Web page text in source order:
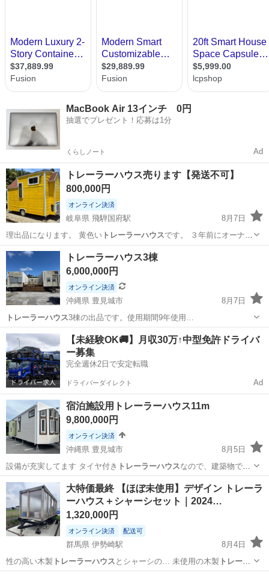
MacBook Air 13インチ 0円
抽選でプレゼント！応募は1分
くらしノート Ad
トレーラーハウス売ります【発送不可】
800,000円
オンライン決済
岐阜県 飛騨国府駅
8月7日
理出品になります。 黄色いトレーラーハウスです。 ３年前にオーナー
様が業…
岐阜 高山市 その他
トレーラーハウス3棟
6,000,000円
オンライン決済
沖縄県 豊見城市
8月7日
トレーラーハウス3棟の出品です。使用期間9年使用…
沖縄 豊見城市 その他
【未経験OK🚚】月収30万↑中型免許ドライバ
ー募集
完全週休2日で安定転職
ドライバーダイレクト Ad
宿泊施設用トレーラーハウス11m
9,800,000円
オンライン決済
沖縄県 豊見城市
8月5日
設備が充実してます タイヤ付き トレーラーハウスなので、建築物では
なく固定資産税…
沖縄 豊見城市 その他 トレーラーハウス
大特価最終 【ほぼ未使用】デザイン トレーラ
ーハウス＋シャーシセット｜2024…
1,320,000円
オンライン決済 配送可
群馬県 伊勢崎駅
8月4日
性の高い木製 トレーラーハウス とシャーシの… 未使用の木製 トレーラ
ーハウス✅ 202…